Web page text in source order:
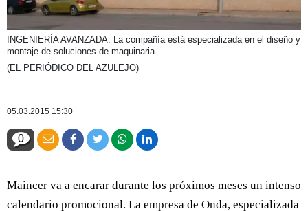
INGENIERÍA AVANZADA. La compañía está especializada en el diseño y
montaje de soluciones de maquinaria.
(EL PERIÓDICO DEL AZULEJO)
05.03.2015 15:30
0
Maincer va a encarar durante los próximos meses un intenso
calendario promocional. La empresa de Onda, especializada